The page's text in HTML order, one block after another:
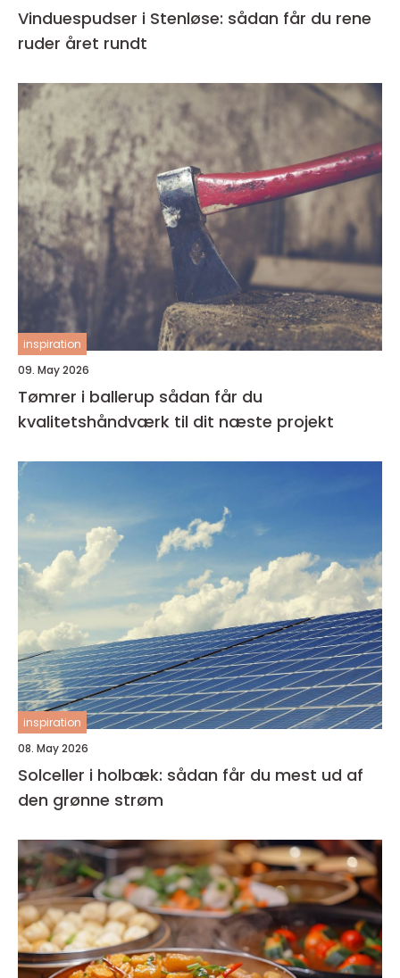
Vinduespudser i Stenløse: sådan får du rene
ruder året rundt
inspiration
09. May 2026
Tømrer i ballerup sådan får du
kvalitetshåndværk til dit næste projekt
inspiration
08. May 2026
Solceller i holbæk: sådan får du mest ud af
den grønne strøm